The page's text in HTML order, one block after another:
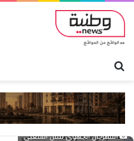
المهرجان الجهوي للفن الشعبي